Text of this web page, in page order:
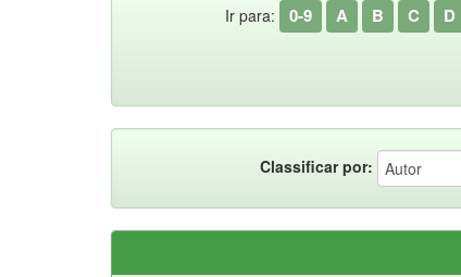
Ir para: 0-9 A B C D
Classificar por: